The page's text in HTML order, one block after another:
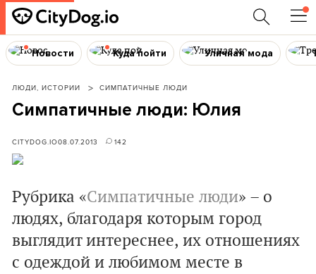
Новости Куда пойти Уличная мода
ЛЮДИ, ИСТОРИИ СИМПАТИЧНЫЕ ЛЮДИ
Симпатичные люди: Юлия
CITYDOG.IO08.07.2013 142
Рубрика «Симпатичные люди» – о
людях, благодаря которым город
выглядит интереснее, их отношениях
с одеждой и любимом месте в